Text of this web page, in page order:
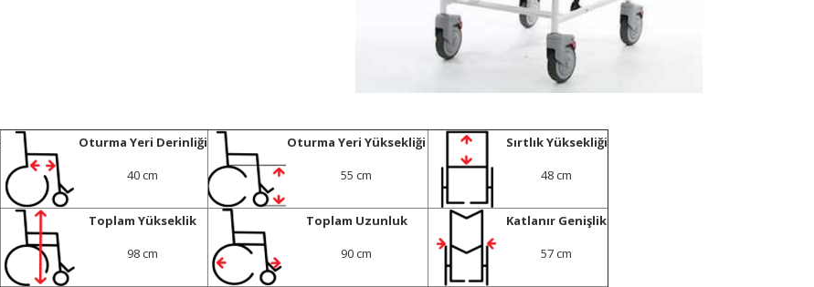
Oturma Yeri Derinliği
40 cm
Oturma Yeri Yüksekliği
55 cm
Sırtlık Yüksekliği
48 cm
Toplam Yükseklik
98 cm
Toplam Uzunluk
90 cm
Katlanır Genişlik
57 cm